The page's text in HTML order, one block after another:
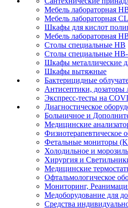
Мебель лабораторная
Мебель лабораторная
Шкафы для кислот
Мебель
Столы специальные НВ
Столы специальные
Шкафы металлические
Шкафы вытяжные
Бактерицидные
Антисептики, дозаторы
Экспресс-тесты на
Диагностическое
Больничное и
Медицинские
Физиотерапевтическое
Фетальные мониторы
Холодильное и
Хирургия и
Медицинские
Офтальмологическое
Мониторинг,
Медоборудование для
Средства